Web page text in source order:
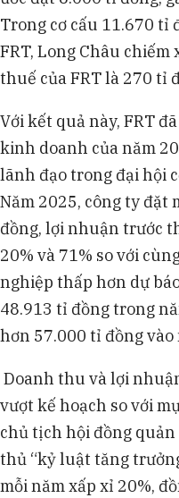
Trong cơ cấu 11.670 tỉ
FRT, Long Châu
thuế của FRT là 270 tỉ
Với kết quả này, FRT
kinh doanh của năm
lãnh đạo trong đại hội
Năm 2025, công ty
đồng, lợi nhuận trước
20% và 71% so với
nghiệp thấp hơn dự
48.913 tỉ đồng trong
hơn 57.000 tỉ đồng vào
Doanh thu và lợi
vượt kế hoạch so với
chủ tịch hội đồng
thủ “kỷ luật tăng
mỗi năm xấp xỉ 20%,